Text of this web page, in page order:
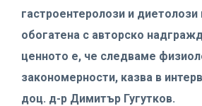
гастроентеролози и
обогатена с авторско
ценното е, че следваме
закономерности, казва в
доц. д-р Димитър Гугутков.